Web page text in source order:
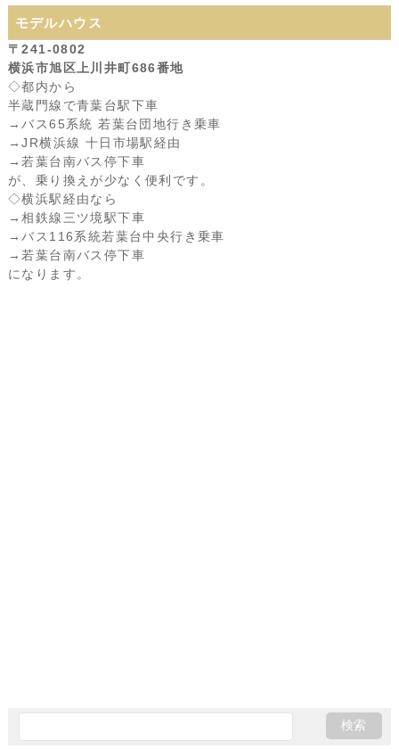
モデルハウス
〒241-0802
横浜市旭区上川井町686番地
◇都内から
半蔵門線で青葉台駅下車
→バス65系統 若葉台団地行き乗車
→JR横浜線 十日市場駅経由
→若葉台南バス停下車
が、乗り換えが少なく便利です。
◇横浜駅経由なら
→相鉄線三ツ境駅下車
→バス116系統若葉台中央行き乗車
→若葉台南バス停下車
になります。